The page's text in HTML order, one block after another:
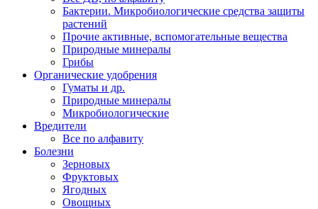
Бактерии. Микробиологические средства защиты
растений
Прочие активные, вспомогательные вещества
Природные минералы
Грибы
Органические удобрения
Гуматы и др.
Природные минералы
Микробиологические
Вредители
Все по алфавиту
Болезни
Зерновых
Фруктовых
Ягодных
Овощных